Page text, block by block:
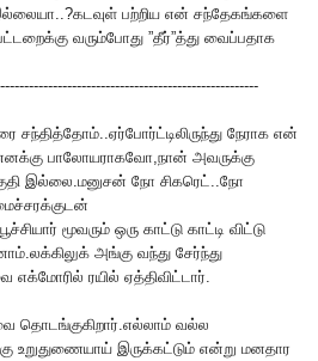
பற்றிய என் சந்தேகங்களை
வரும்போது ”தீர்”த்து வைப்பதாக
சந்தித்தோம்..ஏர்போர்ட்டிலிருந்து நேராக என்
பாலோயராகவோ,நான் அவருக்கு
இல்லை.மனுசன் நோ சிகரெட்..நோ
மூவரும் ஒரு காட்டு காட்டி விட்டு
அங்கு வந்து சேர்ந்து
ரயில் ஏத்திவிட்டார்.
தொடங்குகிறார்.எல்லாம் வல்ல
உறுதுணையாய் இருக்கட்டும் என்று மனதார